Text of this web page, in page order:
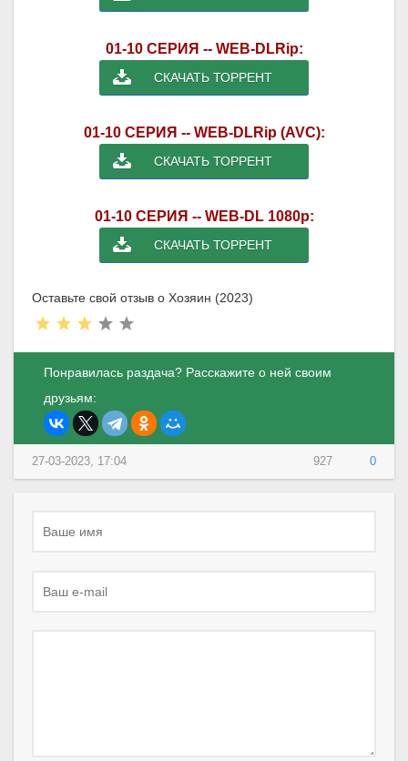
01-10 СЕРИЯ -- WEB-DLRip:
СКАЧАТЬ ТОРРЕНТ
01-10 СЕРИЯ -- WEB-DLRip (AVC):
СКАЧАТЬ ТОРРЕНТ
01-10 СЕРИЯ -- WEB-DL 1080p:
СКАЧАТЬ ТОРРЕНТ
Оставьте свой отзыв о Хозяин (2023)
Понравилась раздача? Расскажите о ней своим
друзьям:
927 0
27-03-2023, 17:04